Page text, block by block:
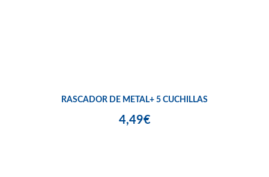
RASCADOR DE METAL+ 5 CUCHILLAS
4,49€